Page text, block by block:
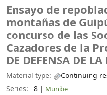
Ensayo de
montañas de
concurso de las
Cazadores de la
DE DEFENSA DE
Material type:
Continuing
Series: . 8 | Munibe